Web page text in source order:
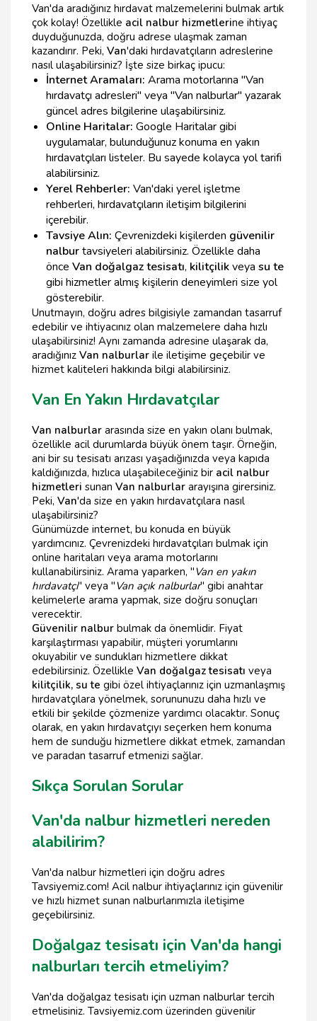
Van'da aradığınız hırdavat malzemelerini bulmak artık
çok kolay! Özellikle acil nalbur hizmetlerine ihtiyaç
duyduğunuzda, doğru adrese ulaşmak zaman
kazandırır. Peki, Van'daki hırdavatçıların adreslerine
nasıl ulaşabilirsiniz? İşte size birkaç ipucu:
İnternet Aramaları: Arama motorlarına "Van
hırdavatçı adresleri" veya "Van nalburlar" yazarak
güncel adres bilgilerine ulaşabilirsiniz.
Online Haritalar: Google Haritalar gibi
uygulamalar, bulunduğunuz konuma en yakın
hırdavatçıları listeler. Bu sayede kolayca yol tarifi
alabilirsiniz.
Yerel Rehberler: Van'daki yerel işletme
rehberleri, hırdavatçıların iletişim bilgilerini
içerebilir.
Tavsiye Alın: Çevrenizdeki kişilerden güvenilir
nalburtavsiyeleri alabilirsiniz. Özellikle daha
önce Van doğalgaz tesisatı, kilitçilikveya su te
gibi hizmetler almış kişilerin deneyimleri size yol
gösterebilir.
Unutmayın, doğru adres bilgisiyle zamandan tasarruf
edebilir ve ihtiyacınız olan malzemelere daha hızlı
ulaşabilirsiniz! Aynı zamanda adresine ulaşarak da,
aradığınız Van nalburlar ile iletişime geçebilir ve
hizmet kaliteleri hakkında bilgi alabilirsiniz.
Van En Yakın Hırdavatçılar
Van nalburlar arasında size en yakın olanı bulmak,
özellikle acil durumlarda büyük önem taşır. Örneğin,
ani bir su tesisatı arızası yaşadığınızda veya kapıda
kaldığınızda, hızlıca ulaşabileceğiniz bir acil nalbur
hizmetleri sunan Van nalburlar arayışına girersiniz.
Peki, Van'da size en yakın hırdavatçılara nasıl
ulaşabilirsiniz?
Günümüzde internet, bu konuda en büyük
yardımcınız. Çevrenizdeki hırdavatçıları bulmak için
online haritaları veya arama motorlarını
kullanabilirsiniz. Arama yaparken, "Van en yakın
hırdavatçı" veya "Van açık nalburlar" gibi anahtar
kelimelerle arama yapmak, size doğru sonuçları
verecektir.
Güvenilir nalbur bulmak da önemlidir. Fiyat
karşılaştırması yapabilir, müşteri yorumlarını
okuyabilir ve sundukları hizmetlere dikkat
edebilirsiniz. Özellikle Van doğalgaz tesisatı veya
kilitçilik, su te gibi özel ihtiyaçlarınız için uzmanlaşmış
hırdavatçılara yönelmek, sorununuzu daha hızlı ve
etkili bir şekilde çözmenize yardımcı olacaktır. Sonuç
olarak, en yakın hırdavatçıyı seçerken hem konuma
hem de sunduğu hizmetlere dikkat etmek, zamandan
ve paradan tasarruf etmenizi sağlar.
Sıkça Sorulan Sorular
Van'da nalbur hizmetleri nereden
alabilirim?
Van'da nalbur hizmetleri için doğru adres
Tavsiyemiz.com! Acil nalbur ihtiyaçlarınız için güvenilir
ve hızlı hizmet sunan nalburlarımızla iletişime
geçebilirsiniz.
Doğalgaz tesisatı için Van'da hangi
nalburları tercih etmeliyim?
Van'da doğalgaz tesisatı için uzman nalburlar tercih
etmelisiniz. Tavsiyemiz.com üzerinden güvenilir